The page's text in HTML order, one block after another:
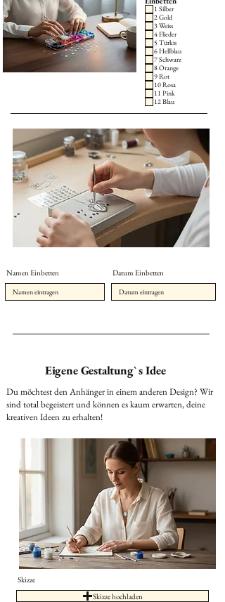
1 Silber
2 Gold
3 Weiss
4 Flieder
5 Türkis
6 Hellblau
7 Schwarz
8 Orange
9 Rot
10 Rosa
11 Pink
12 Blau
Namen Einbetten Datum Einbetten
Eigene Gestaltung` s Idee
Du möchtest den Anhänger in einem anderen Design? Wir
sind total begeistert und können es kaum erwarten, deine
kreativen Ideen zu erhalten!
Skizze
Skizze hochladen